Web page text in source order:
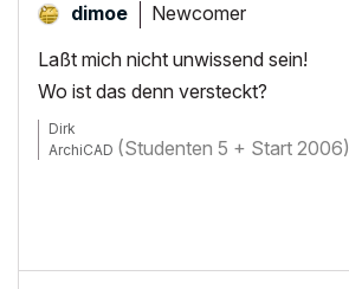
dimoe Newcomer
Laßt mich nicht unwissend sein!
Wo ist das denn versteckt?
Dirk
ArchiCAD (Studenten 5 + Start 2006)